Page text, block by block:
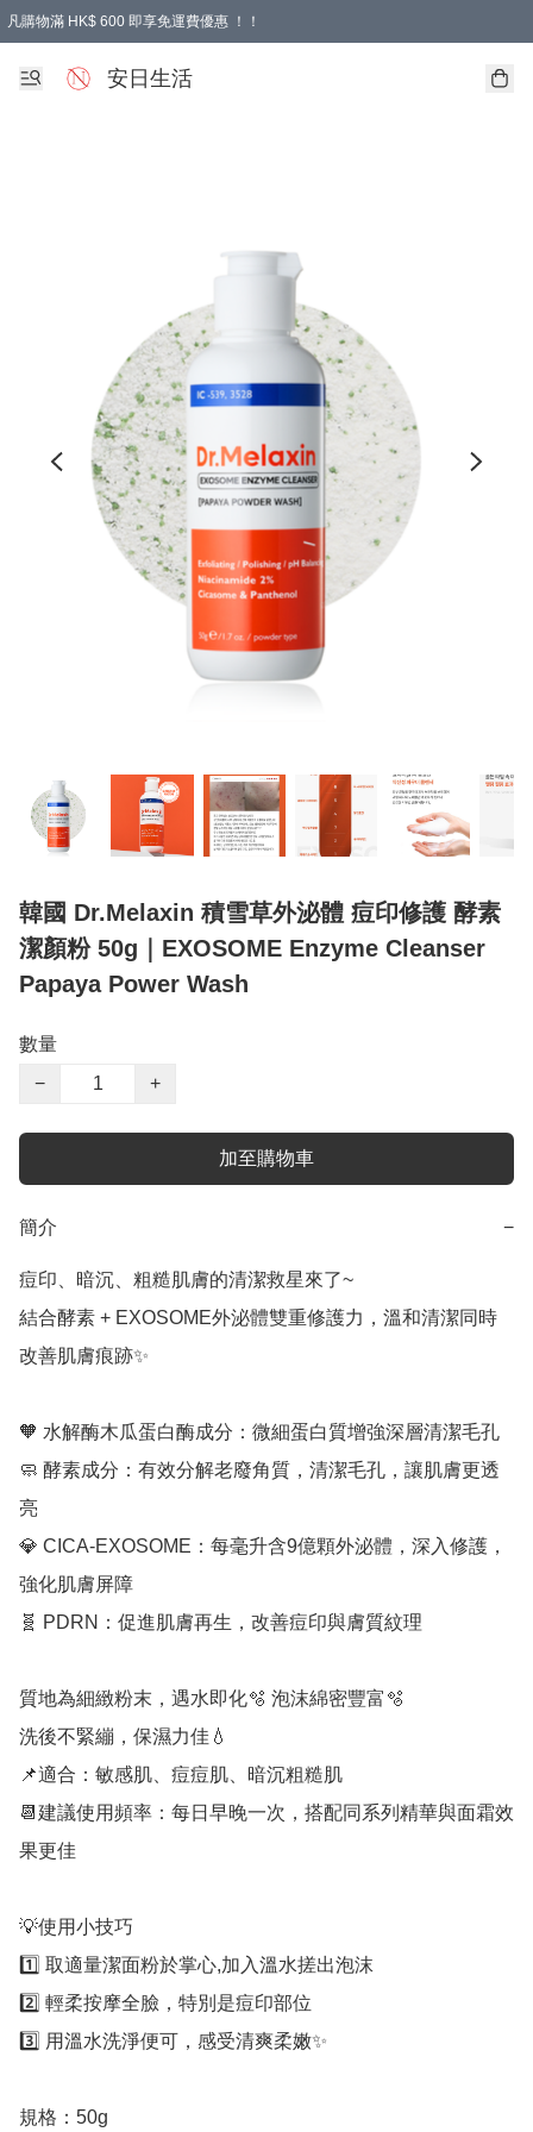
凡購物滿 HK$ 600 即享免運費優惠 ！！
安日生活
韓國 Dr.Melaxin 積雪草外泌體 痘印修護 酵素
潔顏粉 50g｜EXOSOME Enzyme Cleanser
Papaya Power Wash
數量
−
+
加至購物車
簡介 −
痘印、暗沉、粗糙肌膚的清潔救星來了~
結合酵素 + EXOSOME外泌體雙重修護力，溫和清潔同時
改善肌膚痕跡✨
🧡 水解酶木瓜蛋白酶成分：微細蛋白質增強深層清潔毛孔
🧼 酵素成分：有效分解老廢角質，清潔毛孔，讓肌膚更透
亮
💎 CICA-EXOSOME：每毫升含9億顆外泌體，深入修護，
強化肌膚屏障
🧬 PDRN：促進肌膚再生，改善痘印與膚質紋理
質地為細緻粉末，遇水即化🫧 泡沫綿密豐富🫧
洗後不緊繃，保濕力佳💧
📌適合：敏感肌、痘痘肌、暗沉粗糙肌
📆建議使用頻率：每日早晚一次，搭配同系列精華與面霜效
果更佳
💡使用小技巧
1️⃣ 取適量潔面粉於掌心,加入溫水搓出泡沫
2️⃣ 輕柔按摩全臉，特別是痘印部位
3️⃣ 用溫水洗淨便可，感受清爽柔嫩✨
規格：50g